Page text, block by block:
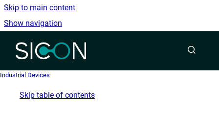
Skip to main content
Show navigation
Go to homepage
Industrial Devices
Skip table of contents